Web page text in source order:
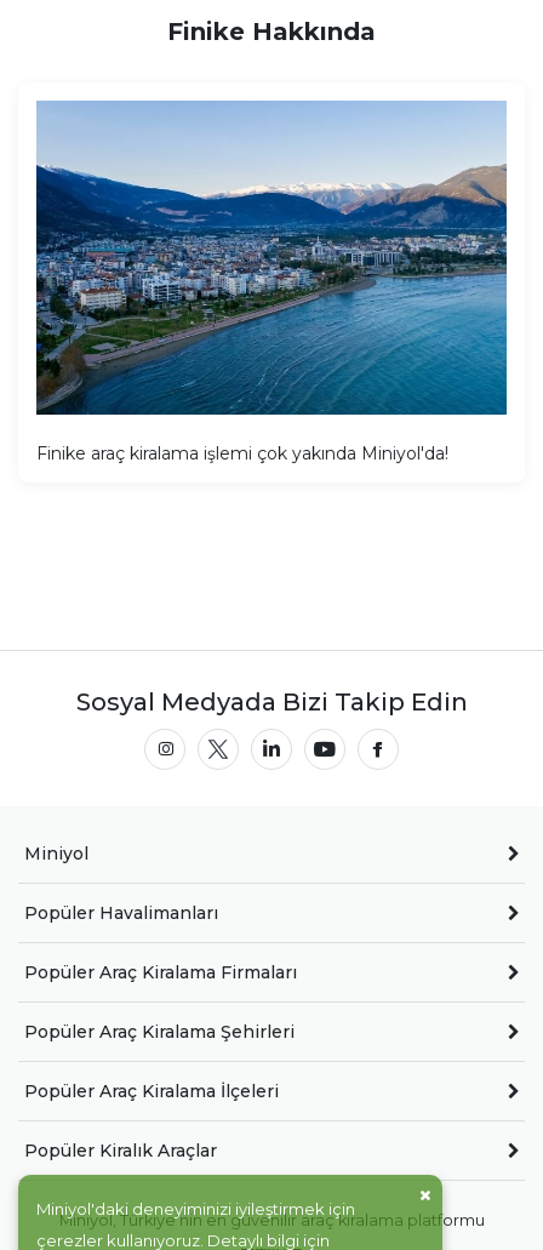
Finike Hakkında
Finike araç kiralama işlemi çok yakında Miniyol'da!
Sosyal Medyada Bizi Takip Edin
Miniyol
Popüler Havalimanları
Popüler Araç Kiralama Firmaları
Popüler Araç Kiralama Şehirleri
Popüler Araç Kiralama İlçeleri
Popüler Kiralık Araçlar
Miniyol, Türkiye'nin en güvenilir araç kiralama platformu
Miniyol'daki deneyiminizi iyileştirmek için
çerezler kullanıyoruz. Detaylı bilgi için